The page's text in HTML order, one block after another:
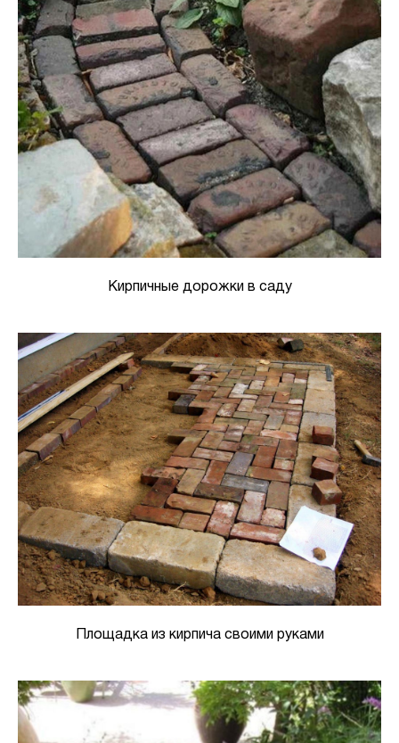
Кирпичные дорожки в саду
Площадка из кирпича своими руками